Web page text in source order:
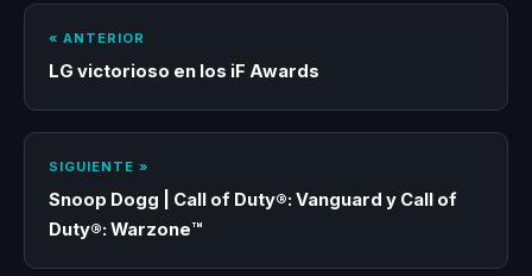
« ANTERIOR
LG victorioso en los iF Awards
SIGUIENTE »
Snoop Dogg | Call of Duty®: Vanguard y Call of
Duty®: Warzone™